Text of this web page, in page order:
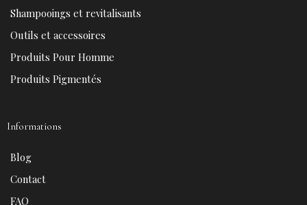
k s
t
a
Shampooings et revitalisants
Outils et accessoires
Produits Pour Homme
Produits Pigmentés
Informations
Blog
Contact
FAQ